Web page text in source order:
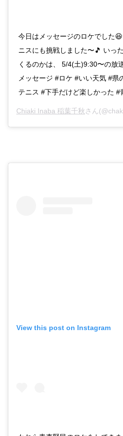
今日はメッセージのロケでした
ニスにも挑戦しました〜🎵 いっ
くるのかは、 5/4(土)9:30〜の放
メッセージ #ロケ #いい天気 #県
テニス #下手だけど楽しかった #
Chiaki Inaba 稲葉千秋さん
View this post on Instagram